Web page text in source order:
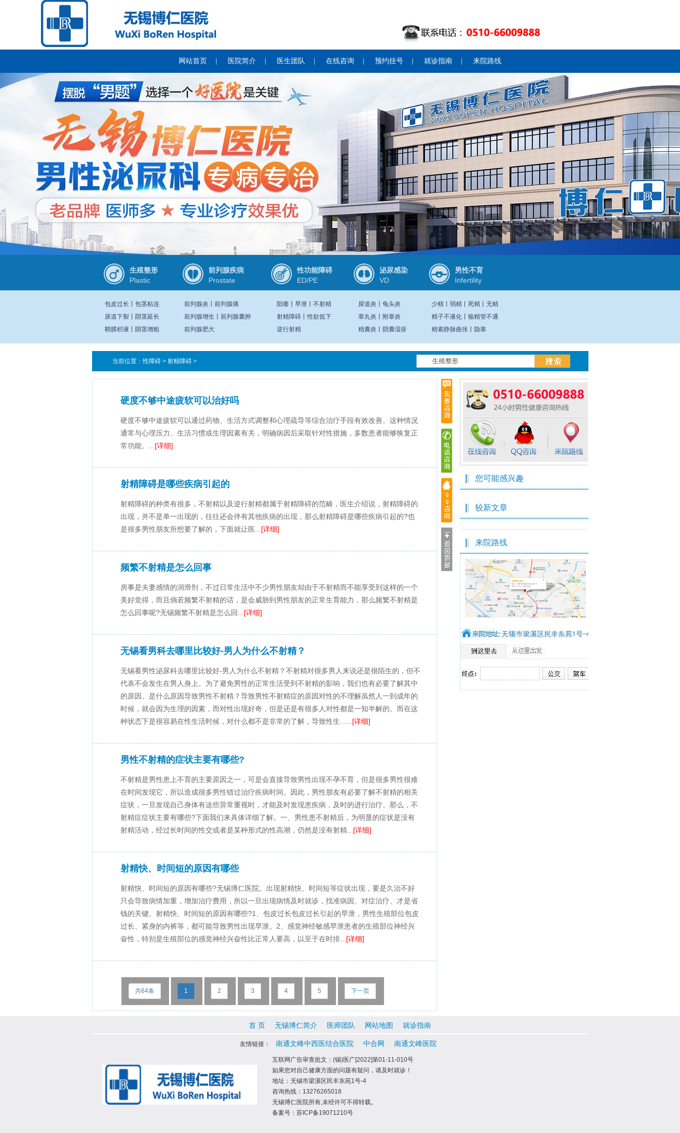
网站首页 医院简介 医生团队 在线咨询 预约挂号 就诊指南 来院路线
生殖整形
Plastic
前列腺疾病
Prostate
性功能障碍
ED/PE
泌尿感染
VD
男性不育
Infertility
包皮过长
包茎粘连
尿道下裂丨
阴茎延长
鞘膜积液
阴茎增粗
前列腺炎
前列腺痛
前列腺增生
前列腺囊肿
前列腺肥大
阳痿 早泄丨 不射精
射精障碍丨性欲低下
逆行射精
尿道炎
龟头炎
睾丸炎
附睾炎
精囊炎
阴囊湿疹
少精丨 弱精丨 死精丨 无精
精子不液化丨 输精管不通
精索静脉曲张丨 隐睾
当前位置：性障碍> 射精障碍>
硬度不够中途疲软可以治好吗
硬度不够中途疲软可以通过药物、生活方式调整和心理疏导等综合治疗手段有效改善。这种情况
通常与心理压力、生活习惯或生理因素有关，明确病因后采取针对性措施，多数患者能够恢复正
常功能。... [详细]
射精障碍是哪些疾病引起的
射精障碍的种类有很多，不射精以及逆行射精都属于射精障碍的范畴，医生介绍说，射精障碍的
出现，并不是单一出现的，往往还会伴有其他疾病的出现，那么射精障碍是哪些疾病引起的?也
是很多男性朋友所想要了解的，下面就让医... [详细]
频繁不射精是怎么回事
房事是夫妻感情的润滑剂，不过日常生活中不少男性朋友却由于不射精而不能享受到这样的一个
美好觉得，而且倘若频繁不射精的话，是会威胁到男性朋友的正常生育能力，那么频繁不射精是
怎么回事呢?无锡频繁不射精是怎么回... [详细]
无锡看男科去哪里比较好-男人为什么不射精？
无锡看男性泌尿科去哪里比较好-男人为什么不射精？不射精对很多男人来说还是很陌生的，但不
代表不会发生在男人身上。为了避免男性的正常生活受到不射精的影响，我们也有必要了解其中
的原因。是什么原因导致男性不射精？导致男性不射精症的原因对性的不理解虽然人一到成年的
时候，就会因为生理的因素，而对性出现好奇，但是还是有很多人对性都是一知半解的。而在这
种状态下是很容易在性生活时候，对什么都不是非常的了解，导致性生...... [详细]
男性不射精的症状主要有哪些?
不射精是男性患上不育的主要原因之一，可是会直接导致男性出现不孕不育，但是很多男性很难
在时间发现它，所以造成很多男性错过治疗疾病时间。因此，男性朋友有必要了解不射精的相关
症状，一旦发现自己身体有这些异常重视时，才能及时发现患疾病，及时的进行治疗。那么，不
射精症症状主要有哪些?下面我们来具体详细了解。一、男性患不射精后，为明显的症状是没有
射精活动，经过长时间的性交或者是某种形式的性高潮，仍然是没有射精... [详细]
射精快、时间短的原因有哪些
射精快、时间短的原因有哪些?无锡博仁医院。出现射精快、时间短等症状出现，要是久治不好
只会导致病情加重，增加治疗费用，所以一旦出现病情及时就诊，找准病因、对症治疗、才是省
钱的关键。射精快、时间短的原因有哪些?1、包皮过长包皮过长引起的早泄，男性生殖部位包皮
过长、紧身的内裤等，都可能导致男性出现早泄。2、感觉神经敏感早泄患者的生殖部位神经兴
奋性，特别是生殖部位的感觉神经兴奋性比正常人要高，以至于在时排... [详细]
共64条 1 2 3 4 5 下一页
您可能感兴趣
较新文章
来院路线
首 页 无锡博仁简介 医师团队 网站地图 就诊指南
友情链接： 南通文峰中西医结合医院 中合网 南通文峰医院
互联网广告审查批文：(锡)医广[2022]第01-11-010号
如果您对自己健康方面的问题有疑问，请及时就诊！
地址：无锡市梁溪区民丰东苑1号-4
咨询热线：13276265018
无锡博仁医院所有,未经许可不得转载。
备案号：苏ICP备19071210号